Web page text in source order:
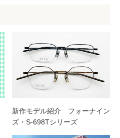
新作モデル紹介 フォーナイン
ズ・S-698Tシリーズ